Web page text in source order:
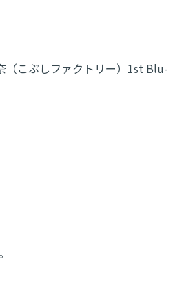
（こぶしファクトリー）1st Blu-